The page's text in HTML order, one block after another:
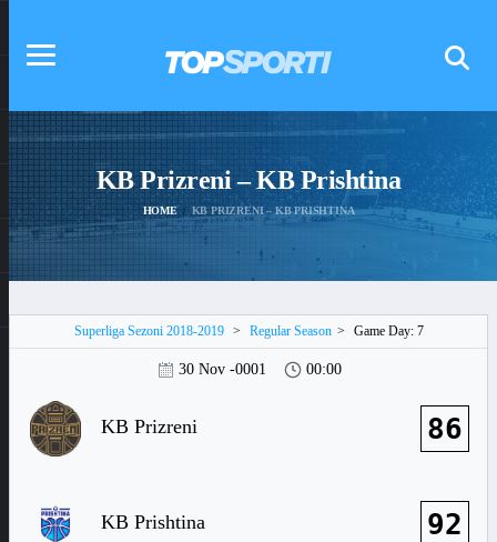
KB Prizreni – KB Prishtina
HOME KB PRIZRENI – KB PRISHTINA
Superliga Sezoni 2018-2019 > Regular Season > Game Day: 7
30 Nov -0001 00:00
KB Prizreni 86
KB Prishtina 92